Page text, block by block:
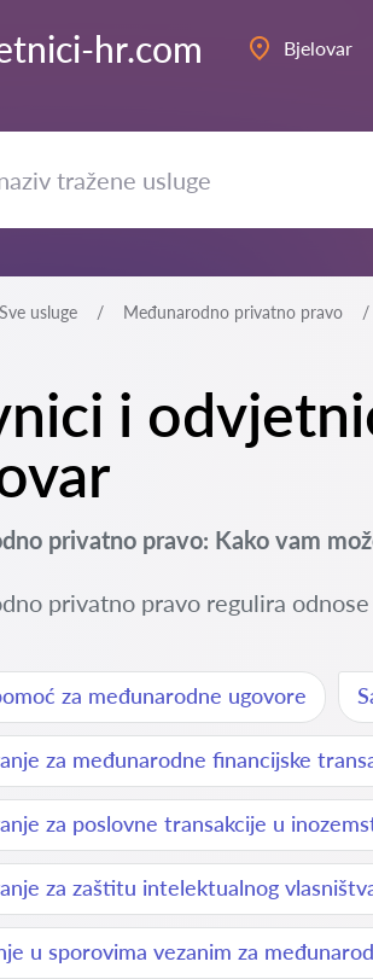
hr.com Bjelovar
Sve usluge Međunarodno privatno pravo
i
privatno pravo: Kako vam
privatno pravo regulira
za međunarodne ugovore
za međunarodne financijske
za poslovne transakcije u
za zaštitu intelektualnog
u sporovima vezanim za